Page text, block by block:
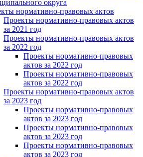
округа
нормативно-правовых актов
Проекты нормативно-правовых актов
за 2021 год
Проекты нормативно-правовых актов
за 2022 год
Проекты нормативно-правовых
актов за 2022 год
Проекты нормативно-правовых
актов за 2022 год
Проекты нормативно-правовых актов
за 2023 год
Проекты нормативно-правовых
актов за 2023 год
Проекты нормативно-правовых
актов за 2023 год
Проекты нормативно-правовых
актов за 2023 год